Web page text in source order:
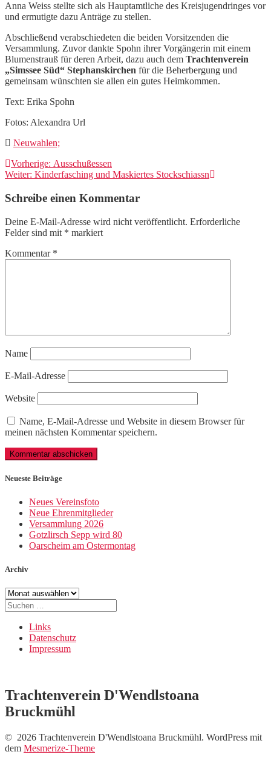
Anna Weiss stellte sich als Hauptamtliche des Kreisjugendringes vor
und ermutigte dazu Anträge zu stellen.
Abschließend verabschiedeten die beiden Vorsitzenden die
Versammlung. Zuvor dankte Spohn ihrer Vorgängerin mit einem
Blumenstrauß für deren Arbeit, dazu auch dem Trachtenverein
„Simssee Süd“ Stephanskirchen für die Beherbergung und
gemeinsam wünschten sie allen ein gutes Heimkommen.
Text: Erika Spohn
Fotos: Alexandra Url
Neuwahlen;
Beitragsnavigation
Vorherige: Vorheriger
Beitrag:
Ausschußessen
Weiter: Nächster
Kinderfasching und Maskiertes Stockschiassn
Schreibe einen Kommentar
Deine E-Mail-Adresse wird nicht veröffentlicht. Erforderliche
Felder sind mit * markiert
Kommentar *
Name
E-Mail-Adresse
Website
Name, E-Mail-Adresse und Website in diesem Browser für
meinen nächsten Kommentar speichern.
Neueste Beiträge
Neues Vereinsfoto
Neue Ehrenmitglieder
Versammlung 2026
Gotzlirsch Sepp wird 80
Oarscheim am Ostermontag
Archiv
Archiv
Suche
nach:
Links
Datenschutz
Impressum
Trachtenverein D'Wendlstoana
Bruckmühl
© 2026 Trachtenverein D'Wendlstoana Bruckmühl. WordPress mit
dem Mesmerize-Theme